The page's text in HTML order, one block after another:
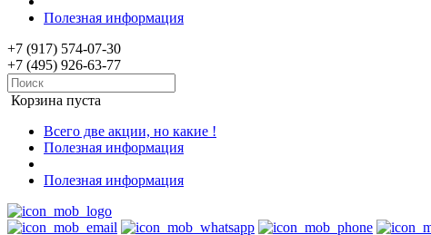
Полезная информация
+7 (917) 574-07-30
+7 (495) 926-63-77
Корзина пуста
Всего две акции, но какие !
Полезная информация
Полезная информация